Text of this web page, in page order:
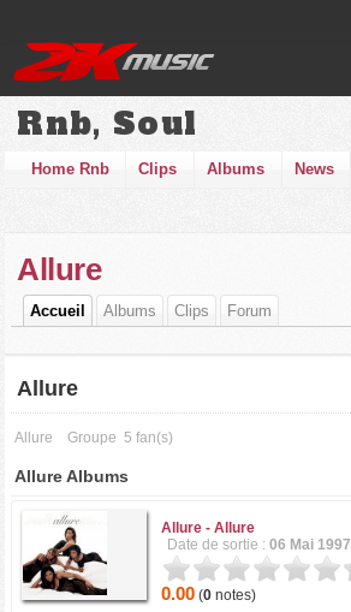
Rnb, Soul
Home Rnb Clips Albums News
Allure
Accueil Albums Clips Forum
Allure
Allure Groupe 5 fan(s)
Allure Albums
Allure -Allure
Date de sortie :06 Mai 1997
0.00 (0 notes)